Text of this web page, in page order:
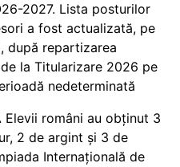
2027. Lista posturilor
a fost actualizată, pe
după repartizarea
la Titularizare 2026 pe
nedeterminată
Elevii români au obținut 3
2 de argint și 3 de
Internațională de